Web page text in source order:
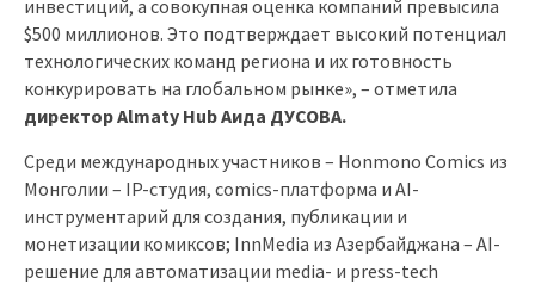
инвестиций, а совокупная оценка компаний превысила
$500 миллионов. Это подтверждает высокий потенциал
технологических команд региона и их готовность
конкурировать на глобальном рынке», – отметила
директор Almaty Hub Аида ДУСОВА.
Среди международных участников – Honmono Comics из
Монголии – IP-студия, comics-платформа и AI-
инструментарий для создания, публикации и
монетизации комиксов; InnMedia из Азербайджана – AI-
решение для автоматизации media- и press-tech